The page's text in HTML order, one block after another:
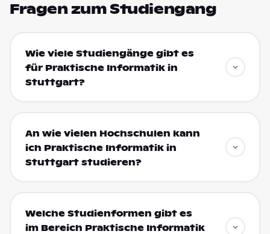
Fragen zum Studiengang
Wie viele Studiengänge gibt es
für Praktische Informatik in
Stuttgart?
An wie vielen Hochschulen kann
ich Praktische Informatik in
Stuttgart studieren?
Welche Studienformen gibt es
im Bereich Praktische Informatik